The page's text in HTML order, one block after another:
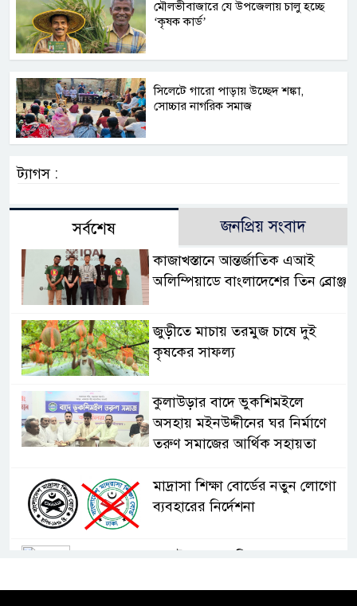
মৌলভীবাজারে যে উপজেলায় চালু হচ্ছে
‘কৃষক কার্ড’
সিলেটে গারো পাড়ায় উচ্ছেদ শঙ্কা,
সোচ্চার নাগরিক সমাজ
ট্যাগস :
সর্বশেষ জনপ্রিয় সংবাদ
কাজাখস্তানে আন্তর্জাতিক এআই
অলিম্পিয়াডে বাংলাদেশের তিন ব্রোঞ্জ
জুড়ীতে মাচায় তরমুজ চাষে দুই
কৃষকের সাফল্য
কুলাউড়ার বাদে ভুকশিমইলে
অসহায় মইনউদ্দীনের ঘর নির্মাণে
তরুণ সমাজের আর্থিক সহায়তা
মাদ্রাসা শিক্ষা বোর্ডের নতুন লোগো
ব্যবহারের নির্দেশনা